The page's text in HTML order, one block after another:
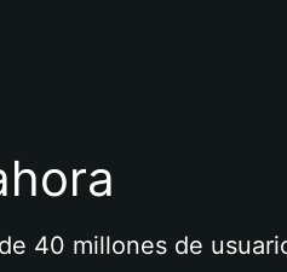
40 millones de